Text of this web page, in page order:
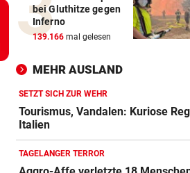
Kampf gegen Krebs
ÖSTERREICHER BETROFFEN vor
Haftbefehle aufgehoben
SCHWERE VERBRENNUNGEN vor
Arbeiter fing im Schlosspark
Laxenburg Feuer
IM EU-VERGLEICH vor
bei Gluthitze gegen
Inferno
139.166 mal gelesen
MEHR AUSLAND
SETZT SICH ZUR WEHR
Tourismus, Vandalen: Kuriose
Italien
TAGELANGER TERROR